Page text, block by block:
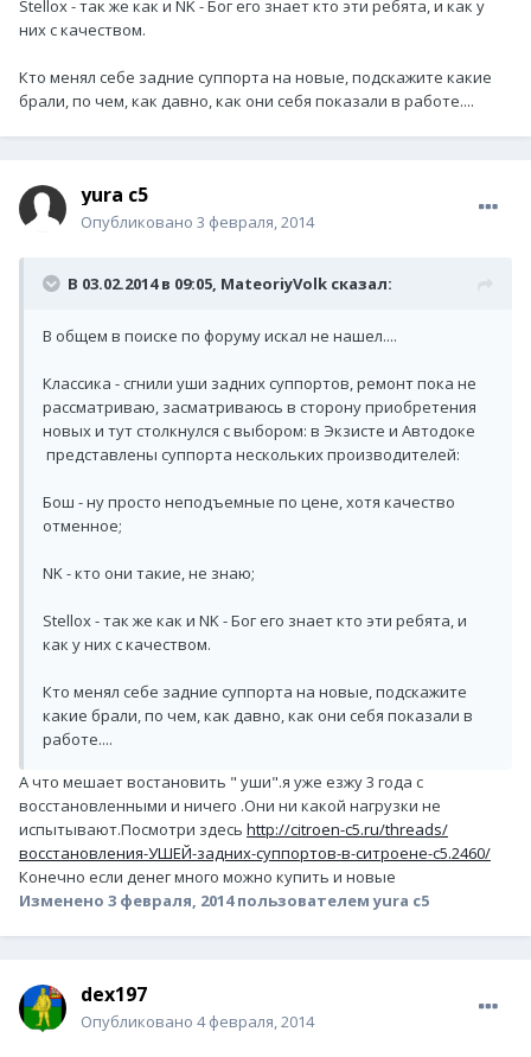
Stellox - так же как и NK - Бог его знает кто эти ребята, и как у
них с качеством.
Кто менял себе задние суппорта на новые, подскажите какие
брали, по чем, как давно, как они себя показали в работе....
yura c5
Опубликовано 3 февраля, 2014
В 03.02.2014 в 09:05, MateoriyVolk сказал:
В общем в поиске по форуму искал не нашел....
Классика - сгнили уши задних суппортов, ремонт пока не
рассматриваю, засматриваюсь в сторону приобретения
новых и тут столкнулся с выбором: в Экзисте и Автодоке
представлены суппорта нескольких производителей:
Бош - ну просто неподъемные по цене, хотя качество
отменное;
NK - кто они такие, не знаю;
Stellox - так же как и NK - Бог его знает кто эти ребята, и
как у них с качеством.
Кто менял себе задние суппорта на новые, подскажите
какие брали, по чем, как давно, как они себя показали в
работе....
А что мешает востановить " уши".я уже езжу 3 года с
восстановленными и ничего .Они ни какой нагрузки не
испытывают.Посмотри здесь http://citroen-c5.ru/threads/
восстановления-УШЕЙ-задних-суппортов-в-ситроене-с5.2460/
Конечно если денег много можно купить и новые
Изменено 3 февраля, 2014пользователем yura c5
dex197
Опубликовано 4 февраля, 2014